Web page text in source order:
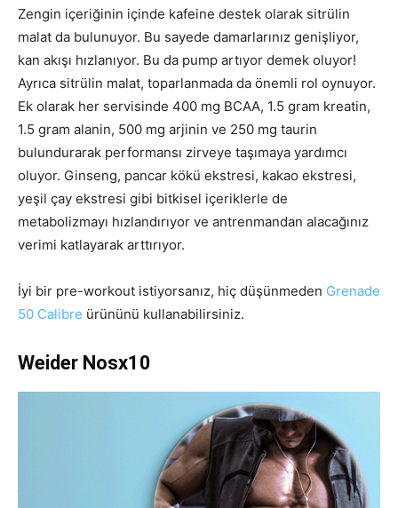
Zengin içeriğinin içinde kafeine destek olarak sitrülin
malat da bulunuyor. Bu sayede damarlarınız genişliyor,
kan akışı hızlanıyor. Bu da pump artıyor demek oluyor!
Ayrıca sitrülin malat, toparlanmada da önemli rol oynuyor.
Ek olarak her servisinde 400 mg BCAA, 1.5 gram kreatin,
1.5 gram alanin, 500 mg arjinin ve 250 mg taurin
bulundurarak performansı zirveye taşımaya yardımcı
oluyor. Ginseng, pancar kökü ekstresi, kakao ekstresi,
yeşil çay ekstresi gibi bitkisel içeriklerle de
metabolizmayı hızlandırıyor ve antrenmandan alacağınız
verimi katlayarak arttırıyor.
İyi bir pre-workout istiyorsanız, hiç düşünmeden Grenade
50 Calibre ürününü kullanabilirsiniz.
Weider Nosx10